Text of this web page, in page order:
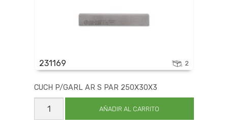
231169 2
CUCH P/GARL AR S PAR 250X30X3
CUCH
P/GARL
AR
AÑADIR AL CARRITO